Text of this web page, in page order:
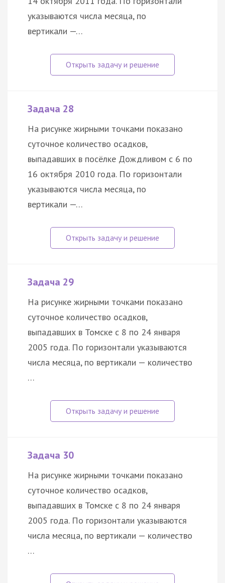
указываются числа месяца, по
вертикали —…
Задача 28
На рисунке жирными точками показано
суточное количество осадков,
выпадавших в посёлке Дождливом с 6 по
16 октября 2010 года. По горизонтали
указываются числа месяца, по
вертикали —…
Задача 29
На рисунке жирными точками показано
суточное количество осадков,
выпадавших в Томске с 8 по 24 января
2005 года. По горизонтали указываются
числа месяца, по вертикали — количество
…
Задача 30
На рисунке жирными точками показано
суточное количество осадков,
выпадавших в Томске с 8 по 24 января
2005 года. По горизонтали указываются
числа месяца, по вертикали — количество
…